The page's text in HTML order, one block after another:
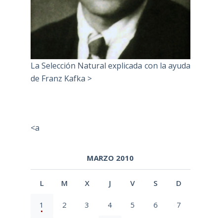
La Selección Natural explicada con la ayuda
de Franz Kafka >
<a
MARZO 2010
L M X J V S D
1 2 3 4 5 6 7